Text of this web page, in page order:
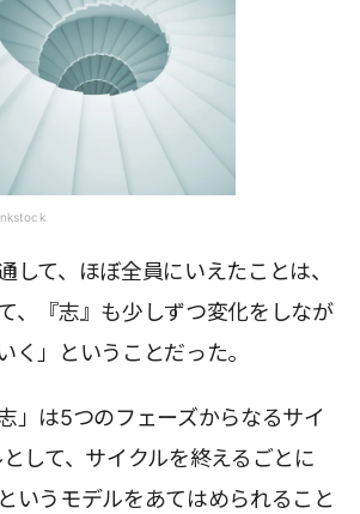
して、ほぼ全員にいえたことは、
、『志』も少しずつ変化をしなが
く」ということだった。
」は5つのフェーズからなるサイ
して、サイクルを終えるごとに
いうモデルをあてはめられること